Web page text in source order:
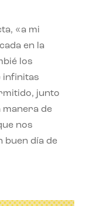
«a mi
en la
los
infinitas
junto
de
nos
buen día de